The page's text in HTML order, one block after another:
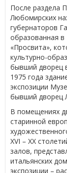
После раздела
Любомирских
губернаторов
образованная в
«Просвита»,
культурно-
бывший дворец
1975 года
экспозиции
бывший дворец
В помещениях
старинной
XVI – XX
залов,
итальянских
экспозиции –